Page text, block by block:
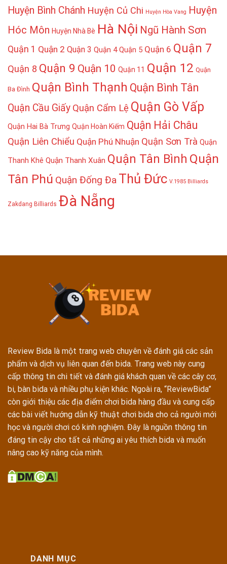
Huyện Bình Chánh Huyện Củ Chi Huyện Hòa Vang
Huyện
Hóc Môn Huyện Nhà Bè Hà Nội Ngũ Hành Sơn
Quận 1 Quận 2 Quận 3 Quận 4 Quận 5 Quận 6 Quận 7
Quận 8 Quận 9 Quận 10 Quận 11 Quận 12 Quận
Ba Đình Quận Bình Thạnh Quận Bình Tân
Quận Cầu Giấy Quận Cẩm Lệ Quận Gò Vấp
Quận Hai Bà Trưng Quận Hoàn Kiếm Quận Hải Châu
Quận Liên Chiểu Quận Phú Nhuận Quận Sơn Trà Quận
Thanh Khê Quận Thanh Xuân Quận Tân Bình Quận
Tân Phú Quận Đống Đa Thủ Đức V.1985 Billiards
Zakdang Billiards Đà Nẵng
Review Bida là một trang web chuyên về đánh giá các sản
phẩm và dịch vụ liên quan đến bida. Trang web này cung
cấp thông tin chi tiết và đánh giá khách quan về các cây cơ,
bi, bàn bida và nhiều phụ kiện khác. Ngoài ra, “ReviewBida”
còn giới thiệu các địa điểm chơi bida hàng đầu và cung cấp
các bài viết hướng dẫn kỹ thuật chơi bida cho cả người mới
học và người chơi có kinh nghiệm. Đây là nguồn thông tin
đáng tin cậy cho tất cả những ai yêu thích bida và muốn
nâng cao kỹ năng của mình.
DANH MỤC